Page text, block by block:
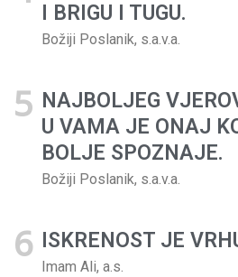
I BRIGU I TUGU.
Božiji Poslanik, s.a.v.a.
NAJBOLJEG
U VAMA JE ONAJ
BOLJE SPOZNAJE.
Božiji Poslanik, s.a.v.a.
ISKRENOST JE
Imam Ali, a.s.